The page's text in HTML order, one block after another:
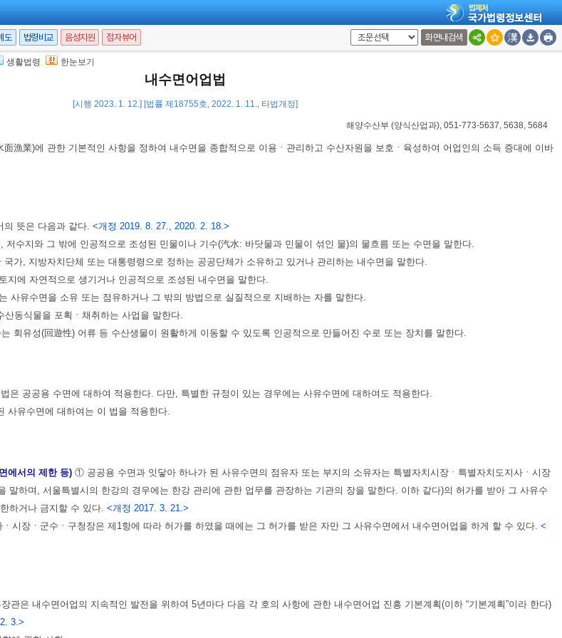
도 법령비교 음성지원 점자뷰어 화면내검색
생활법령 한눈보기
내수면어업법
[시행 2023. 1. 12.] [법률 제18755호, 2022. 1. 11., 타법개정]
해양수산부 (양식산업과), 051-773-5637, 5638, 5684
面漁業)에 관한 기본적인 사항을 정하여 내수면을 종합적으로 이용ㆍ관리하고 수산자원을 보호ㆍ육성하여 어업인의 소득 증대에 이바
의 뜻은 다음과 같다. <개정 2019. 8. 27., 2020. 2. 18.>
저수지와 그 밖에 인공적으로 조성된 민물이나 기수(汽水: 바닷물과 민물이 섞인 물)의 물흐름 또는 수면을 말한다.
국가, 지방자치단체 또는 대통령령으로 정하는 공공단체가 소유하고 있거나 관리하는 내수면을 말한다.
지에 자연적으로 생기거나 인공적으로 조성된 내수면을 말한다.
사유수면을 소유 또는 점유하거나 그 밖의 방법으로 실질적으로 지배하는 자를 말한다.
산동식물을 포획ㆍ채취하는 사업을 말한다.
는 회유성(回遊性) 어류 등 수산생물이 원활하게 이동할 수 있도록 인공적으로 만들어진 수로 또는 장치를 말한다.
은 공공용 수면에 대하여 적용한다. 다만, 특별한 규정이 있는 경우에는 사유수면에 대하여도 적용한다.
사유수면에 대하여는 이 법을 적용한다.
에서의 제한 등) ① 공공용 수면과 잇닿아 하나가 된 사유수면의 점유자 또는 부지의 소유자는 특별자치시장ㆍ특별자치도지사ㆍ시장
말하며, 서울특별시의 한강의 경우에는 한강 관리에 관한 업무를 관장하는 기관의 장을 말한다. 이하 같다)의 허가를 받아 그 사유수
하거나 금지할 수 있다. <개정 2017. 3. 21.>
시장ㆍ군수ㆍ구청장은 제1항에 따라 허가를 하였을 때에는 그 허가를 받은 자만 그 사유수면에서 내수면어업을 하게 할 수 있다. <
관은 내수면어업의 지속적인 발전을 위하여 5년마다 다음 각 호의 사항에 관한 내수면어업 진흥 기본계획(이하 “기본계획”이라 한다)
3.>